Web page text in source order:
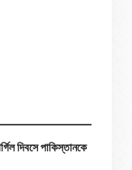
দিবসে পাকিস্তানকে